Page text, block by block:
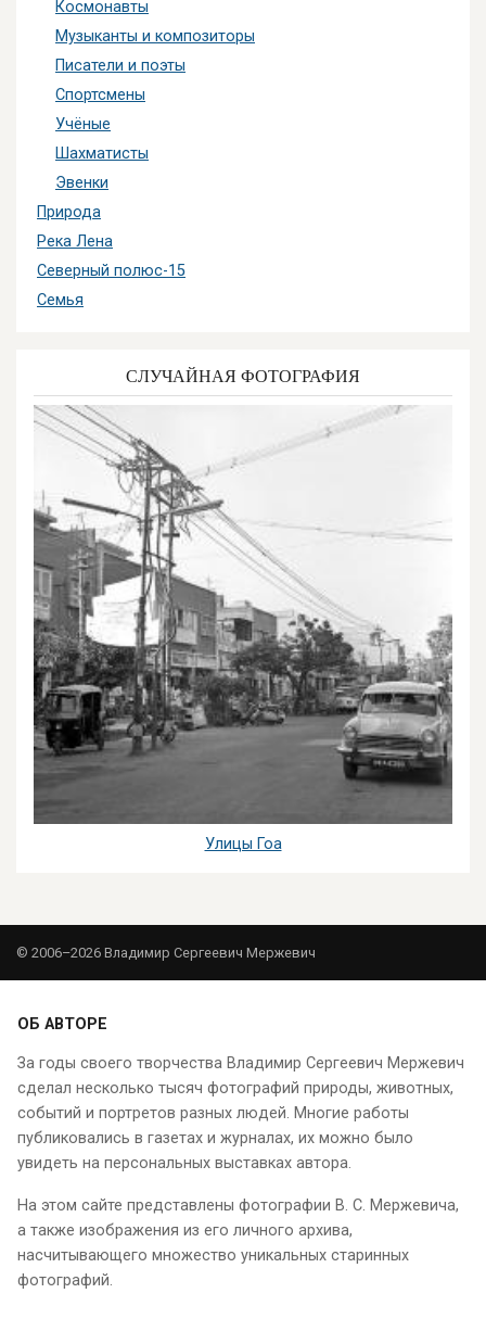
Космонавты
Музыканты и композиторы
Писатели и поэты
Спортсмены
Учёные
Шахматисты
Эвенки
Природа
Река Лена
Северный полюс-15
Семья
СЛУЧАЙНАЯ ФОТОГРАФИЯ
Улицы Гоа
© 2006–2026 Владимир Сергеевич Мержевич
ОБ АВТОРЕ
За годы своего творчества Владимир Сергеевич Мержевич
сделал несколько тысяч фотографий природы, животных,
событий и портретов разных людей. Многие работы
публиковались в газетах и журналах, их можно было
увидеть на персональных выставках автора.
На этом сайте представлены фотографии В. С. Мержевича,
а также изображения из его личного архива,
насчитывающего множество уникальных старинных
фотографий.